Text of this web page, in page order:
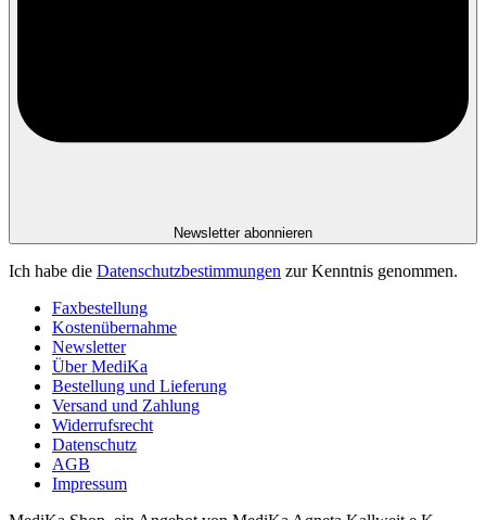
Newsletter abonnieren
Ich habe die Datenschutzbestimmungen zur Kenntnis genommen.
Faxbestellung
Kostenübernahme
Newsletter
Über MediKa
Bestellung und Lieferung
Versand und Zahlung
Widerrufsrecht
Datenschutz
AGB
Impressum